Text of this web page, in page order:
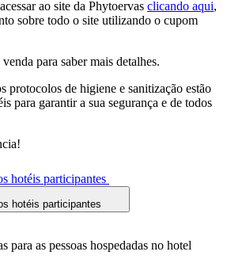
ao site da Phytoervas clicando aqui,
sobre todo o site utilizando o cupom
para saber mais detalhes.
protocolos de higiene e sanitização estão
para garantir a sua segurança e de todos
hotéis participantes
hotéis participantes
para as pessoas hospedadas no hotel